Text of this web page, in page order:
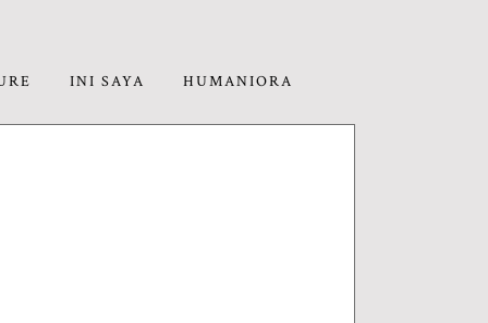
INI SAYA HUMANIORA